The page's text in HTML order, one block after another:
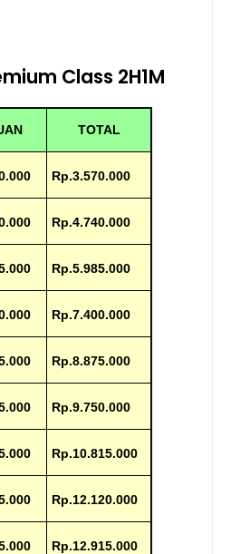
Class 2H1M
TOTAL
Rp.3.570.000
Rp.4.740.000
Rp.5.985.000
Rp.7.400.000
Rp.8.875.000
Rp.9.750.000
Rp.10.815.000
Rp.12.120.000
Rp.12.915.000